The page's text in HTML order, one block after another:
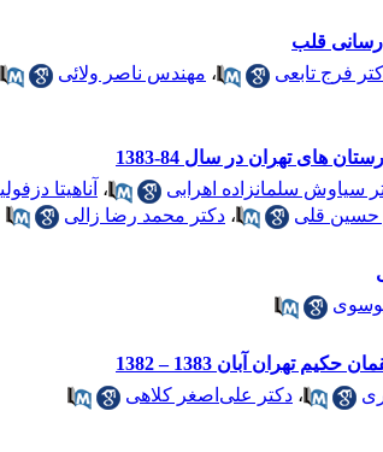
فرج تابعی ، مهندس ناصر ولائی
های تهران در سال 84-1383
سیاوش سلمانزاده اهرابی ، آناهیتا
حسین قلی ، دکتر محمد رضا زالی
آبان 1383 – 1382
، دکتر علی‌اصغر کلاهی